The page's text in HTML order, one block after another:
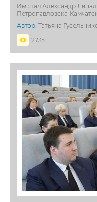
Им стал Александр
Петропавловска-
Автор: Татьяна
2735